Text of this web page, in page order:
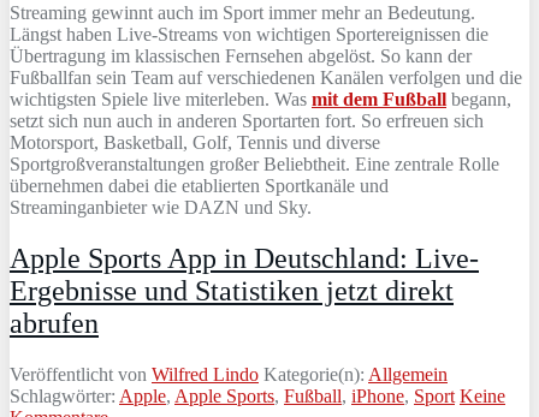
Streaming gewinnt auch im Sport immer mehr an Bedeutung.
Längst haben Live-Streams von wichtigen Sportereignissen die
Übertragung im klassischen Fernsehen abgelöst. So kann der
Fußballfan sein Team auf verschiedenen Kanälen verfolgen und die
wichtigsten Spiele live miterleben. Was mit dem Fußball begann,
setzt sich nun auch in anderen Sportarten fort. So erfreuen sich
Motorsport, Basketball, Golf, Tennis und diverse
Sportgroßveranstaltungen großer Beliebtheit. Eine zentrale Rolle
übernehmen dabei die etablierten Sportkanäle und
Streaminganbieter wie DAZN und Sky.
Apple Sports App in Deutschland: Live-
Ergebnisse und Statistiken jetzt direkt
abrufen
Veröffentlicht von Wilfred Lindo Kategorie(n): Allgemein
Schlagwörter: Apple, Apple Sports, Fußball, iPhone, Sport Keine